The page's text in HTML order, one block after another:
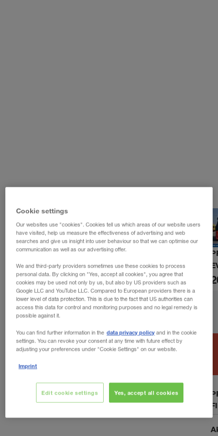
Cookie settings
Our websites use "cookies". Cookies tell us which areas of our website users
have visited, help us measure the effectiveness of advertising and web
searches and give us insight into user behaviour so that we can optimise our
communication as well as our advertising offer.
We and third-party providers sometimes use these cookies to process
personal data. By clicking on "Yes, accept all cookies", you agree that
cookies may be used not only by us, but also by US providers such as
Google LLC and YouTube LLC. Compared to European providers there is a
lower level of data protection. This is due to the fact that US authorities can
access this data for control and monitoring purposes and no legal remedy is
possible against it.
You can find further information in the data privacy policy and in the cookie
settings. You can revoke your consent at any time with future effect by
adjusting your preferences under "Cookie Settings" on our website.
Imprint
Yes, accept all cookies
Edit cookie settings